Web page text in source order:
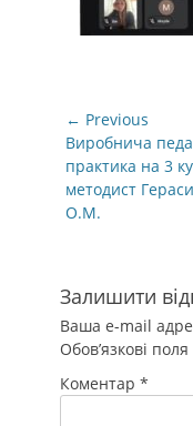
Навігація
записів
← Previous
Previous
post:
Виробнича
практика на 3
методист
О.М.
Залишити
Ваша e-mail
Обов’язкові
Коментар *